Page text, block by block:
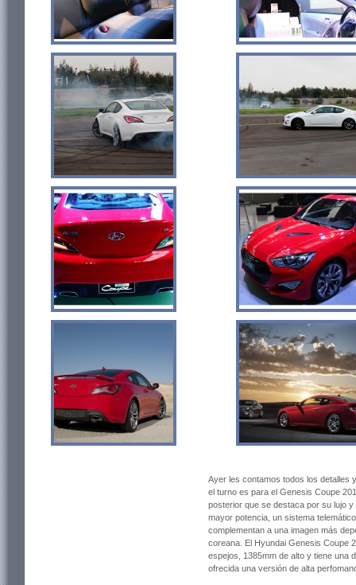
Ayer les contamos todos los detalles
el turno es para el Genesis Coupe
posterior que se destaca por su lujo
mayor potencia, un sistema
complementan a una imagen más
coreana. El Hyundai Genesis Coupe
espejos, 1385mm de alto y tiene una
ofrecida una versión de alta